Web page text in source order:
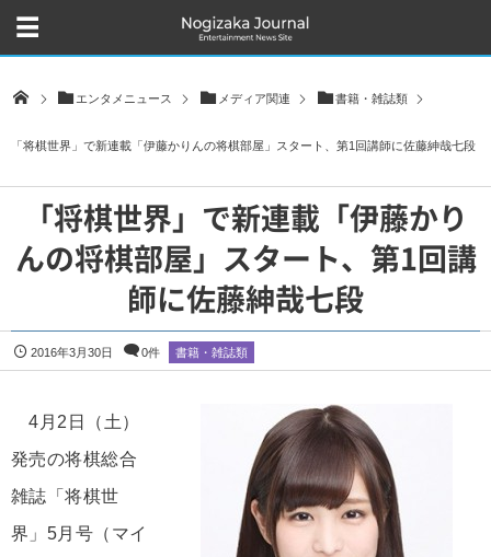
エンタメニュース メディア関連 書籍・雑誌類
「将棋世界」で新連載「伊藤かりんの将棋部屋」スタート、第1回講師に佐藤紳哉七段
「将棋世界」で新連載「伊藤かり
んの将棋部屋」スタート、第1回講
師に佐藤紳哉七段
2016年3月30日 0件 書籍・雑誌類
4月2日（土）
発売の将棋総合
雑誌「将棋世
界」5月号（マイ